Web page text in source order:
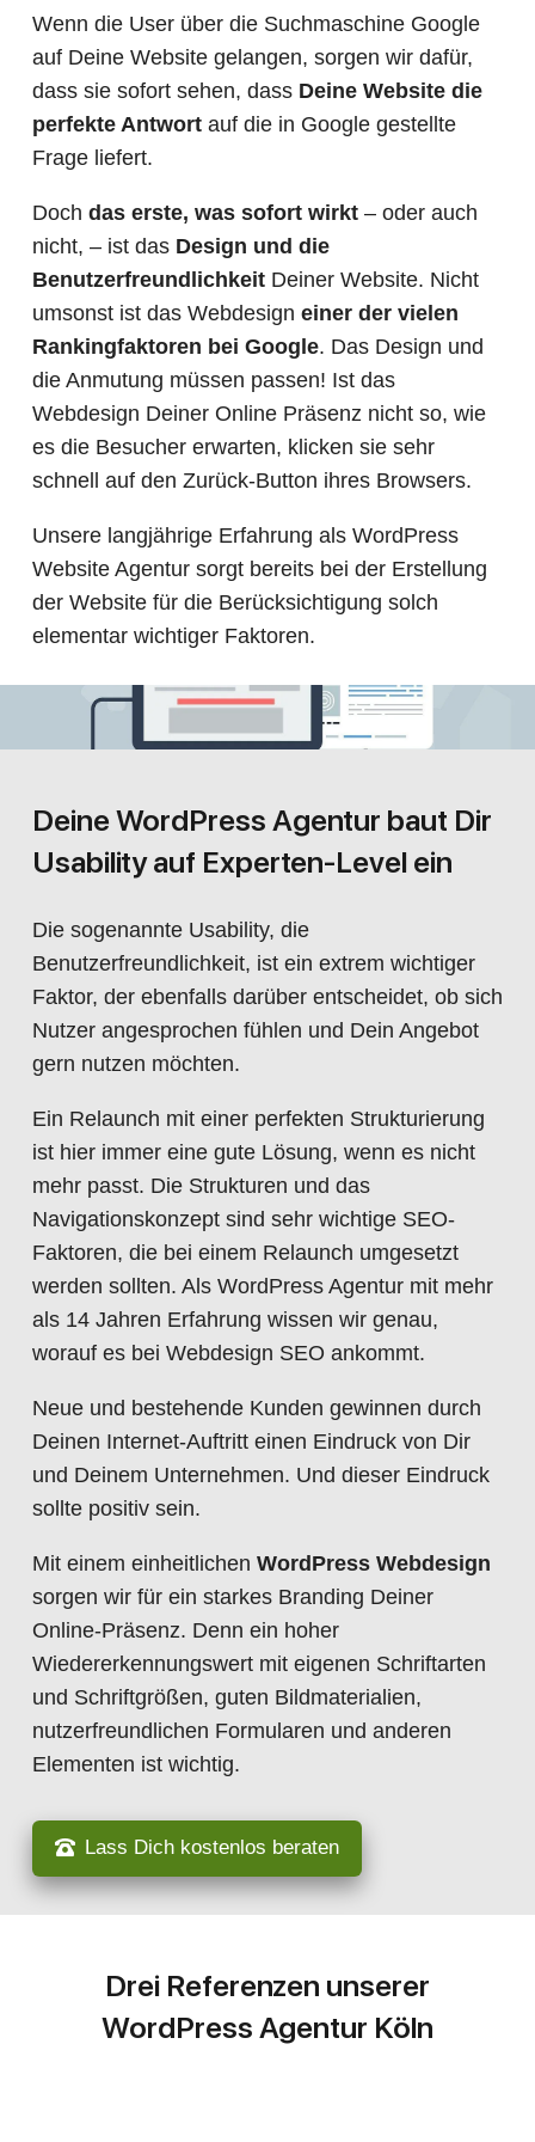
Wenn die User über die Suchmaschine Google
auf Deine Website gelangen, sorgen wir dafür,
dass sie sofort sehen, dass Deine Website die
perfekte Antwort auf die in Google gestellte
Frage liefert.
Doch das erste, was sofort wirkt – oder auch
nicht, – ist das Design und die
Benutzerfreundlichkeit Deiner Website. Nicht
umsonst ist das Webdesign einer der vielen
Rankingfaktoren bei Google. Das Design und
die Anmutung müssen passen! Ist das
Webdesign Deiner Online Präsenz nicht so, wie
es die Besucher erwarten, klicken sie sehr
schnell auf den Zurück-Button ihres Browsers.
Unsere langjährige Erfahrung als WordPress
Website Agentur sorgt bereits bei der Erstellung
der Website für die Berücksichtigung solch
elementar wichtiger Faktoren.
Deine WordPress Agentur baut Dir
Usability auf Experten-Level ein
Die sogenannte Usability, die
Benutzerfreundlichkeit, ist ein extrem wichtiger
Faktor, der ebenfalls darüber entscheidet, ob sich
Nutzer angesprochen fühlen und Dein Angebot
gern nutzen möchten.
Ein Relaunch mit einer perfekten Strukturierung
ist hier immer eine gute Lösung, wenn es nicht
mehr passt. Die Strukturen und das
Navigationskonzept sind sehr wichtige SEO-
Faktoren, die bei einem Relaunch umgesetzt
werden sollten. Als WordPress Agentur mit mehr
als 14 Jahren Erfahrung wissen wir genau,
worauf es bei Webdesign SEO ankommt.
Neue und bestehende Kunden gewinnen durch
Deinen Internet-Auftritt einen Eindruck von Dir
und Deinem Unternehmen. Und dieser Eindruck
sollte positiv sein.
Mit einem einheitlichen WordPress Webdesign
sorgen wir für ein starkes Branding Deiner
Online-Präsenz. Denn ein hoher
Wiedererkennungswert mit eigenen Schriftarten
und Schriftgrößen, guten Bildmaterialien,
nutzerfreundlichen Formularen und anderen
Elementen ist wichtig.
Lass Dich kostenlos beraten
Drei Referenzen unserer
WordPress Agentur Köln